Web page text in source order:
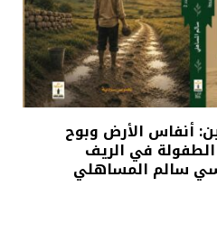
أنفاس الأرض وبوح
الطفولة في الريف
سالم المساهلي